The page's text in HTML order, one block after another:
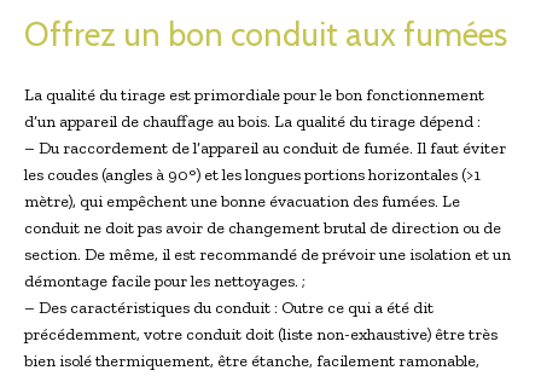
Offrez un bon conduit aux fumées
La qualité du tirage est primordiale pour le bon fonctionnement
d’un appareil de chauffage au bois. La qualité du tirage dépend :
– Du raccordement de l’appareil au conduit de fumée. Il faut éviter
les coudes (angles à 90°) et les longues portions horizontales (>1
mètre), qui empêchent une bonne évacuation des fumées. Le
conduit ne doit pas avoir de changement brutal de direction ou de
section. De même, il est recommandé de prévoir une isolation et un
démontage facile pour les nettoyages. ;
– Des caractéristiques du conduit : Outre ce qui a été dit
précédemment, votre conduit doit (liste non-exhaustive) être très
bien isolé thermiquement, être étanche, facilement ramonable,